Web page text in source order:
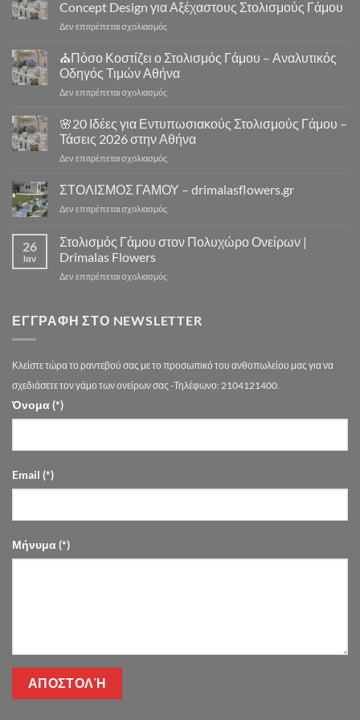
–
Στολισμός
Εκκλησίας
|
Flowers
Concept Design για Αξέχαστους Στολισμούς Γάμου
Δεν επιτρέπεται σχολιασμόςστο
Στολισμός
Γάμου
Εκκλησία
Αθήνα
10
Μοναδικά
Concept
Design
Αξέχαστους
Γάμου
⛪Πόσο Κοστίζει ο Στολισμός Γάμου – Αναλυτικός
Οδηγός Τιμών Αθήνα
Δεν επιτρέπεται σχολιασμόςστο
Κοστίζει
ο
Στολισμός
–
Οδηγός
Αθήνα
🌸20 Ιδέες για Εντυπωσιακούς Στολισμούς Γάμου –
Τάσεις 2026 στην Αθήνα
Δεν επιτρέπεται σχολιασμόςστο
20
Ιδέες
για
Στολισμούς
Τάσεις
Αθήνα
ΣΤΟΛΙΣΜΟΣ ΓΑΜΟΥ – drimalasflowers.gr
Δεν επιτρέπεται σχολιασμόςστο
ΓΑΜΟΥ
–
26
Ιαν
Στολισμός Γάμου στον Πολυχώρο Ονείρων |
Drimalas Flowers
Δεν επιτρέπεται σχολιασμόςστο
στον
Drimalas
Flowers
ΕΓΓΡΑΦΉ ΣΤΟ NEWSLETTER
Κλείστε τώρα το ραντεβού σας με το προσωπικό του ανθοπωλείου μας για να
σχεδιάσετε τον γάμο των ονείρων σας -Τηλέφωνο: 2104121400.
Όνομα (*)
Email (*)
Μήνυμα (*)